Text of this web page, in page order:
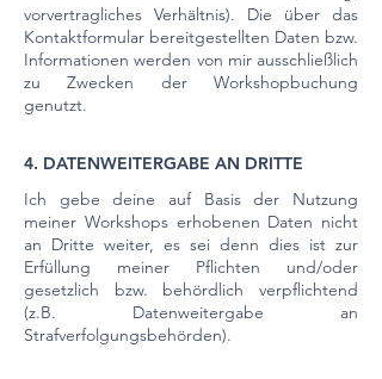
vorvertragliches Verhältnis). Die über das
Kontaktformular bereitgestellten Daten bzw.
Informationen werden von mir ausschließlich
zu Zwecken der Workshopbuchung
genutzt.
4. DATENWEITERGABE AN DRITTE
Ich gebe deine auf Basis der Nutzung
meiner Workshops erhobenen Daten nicht
an Dritte weiter, es sei denn dies ist zur
Erfüllung meiner Pflichten und/oder
gesetzlich bzw. behördlich verpflichtend
(z.B. Datenweitergabe an
Strafverfolgungsbehörden).